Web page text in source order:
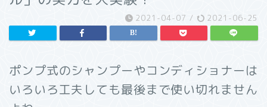
2021-04-07 / 2021-06-25
ポンプ式のシャンプーやコンディショナーは
いろいろ工夫しても最後まで使い切れません